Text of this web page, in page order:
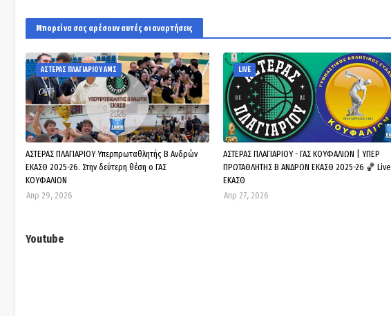
Μπορεί να σας αρέσουν αυτές οι αναρτήσεις
ΑΣΤΕΡΑΣ ΠΛΑΓΙΑΡΙΟΥ ΑΜΣ
ΑΣΤΕΡΑΣ ΠΛΑΓΙΑΡΙΟΥ Υπερπρωταθλητής Β Ανδρών
ΕΚΑΣΘ 2025-26. Στην δεύτερη θέση ο ΓΑΣ
ΚΟΥΦΑΛΙΩΝ
Απρ 29, 2026
LIVE
ΑΣΤΕΡΑΣ ΠΛΑΓΙΑΡΙΟΥ - ΓΑΣ ΚΟΥΦΑΛΙΩΝ | ΥΠΕΡ
ΠΡΩΤΑΘΛΗΤΗΣ Β ΑΝΔΡΩΝ ΕΚΑΣΘ 2025-26 🏀 Live
ΕΚΑΣΘ
Απρ 27, 2026
Youtube